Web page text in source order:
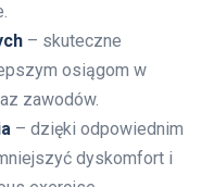
– skuteczne
osiągom w
zawodów.
– dzięki odpowiednim
dyskomfort i